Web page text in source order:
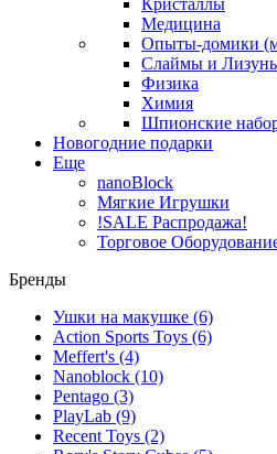
Кристаллы
Медицина
Опыты-домики
Слаймы и
Физика
Химия
Шпионские
Новогодние подарки
Еще
nanoBlock
Мягкие Игрушки
!SALE Распродажа!
Торговое
Бренды
Ушки на макушке (6)
Action Sports Toys (6)
Meffert's (4)
Nanoblock (10)
Pentago (3)
PlayLab (9)
Recent Toys (2)